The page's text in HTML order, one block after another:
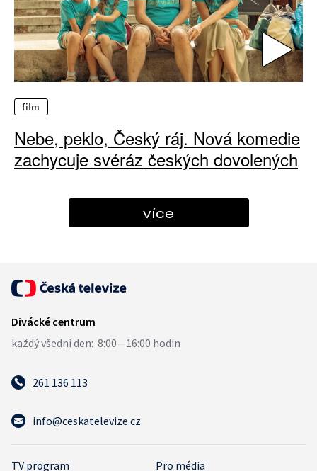
film
Nebe, peklo, Český ráj. Nová komedie
zachycuje svéráz českých dovolených
více
261 136 113
info@ceskatelevize.cz
TV program Pro média